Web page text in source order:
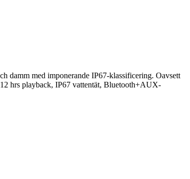
damm med imponerande IP67-klassificering. Oavsett
hrs playback, IP67 vattentät, Bluetooth+AUX-